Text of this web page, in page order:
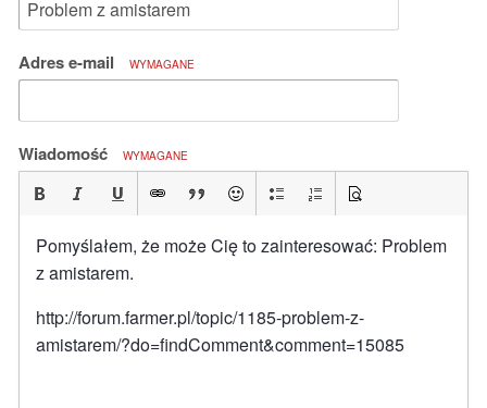
Adres e-mail WYMAGANE
Wiadomość WYMAGANE
Pomyślałem, że może Cię to zainteresować: Problem
z amistarem.
http://forum.farmer.pl/topic/1185-problem-z-
amistarem/?do=findComment&comment=15085